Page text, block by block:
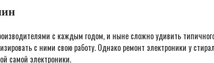
с каждым годом, и ныне сложно удивить
с ними свою работу. Однако ремонт электроники у
самой электроники.